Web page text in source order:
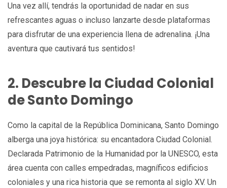
Una vez allí, tendrás la oportunidad de nadar en sus
refrescantes aguas o incluso lanzarte desde plataformas
para disfrutar de una experiencia llena de adrenalina. ¡Una
aventura que cautivará tus sentidos!
2. Descubre la Ciudad Colonial
de Santo Domingo
Como la capital de la República Dominicana, Santo Domingo
alberga una joya histórica: su encantadora Ciudad Colonial.
Declarada Patrimonio de la Humanidad por la UNESCO, esta
área cuenta con calles empedradas, magníficos edificios
coloniales y una rica historia que se remonta al siglo XV. Un